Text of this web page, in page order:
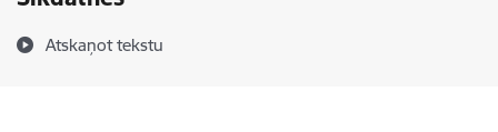
Atskaņot tekstu